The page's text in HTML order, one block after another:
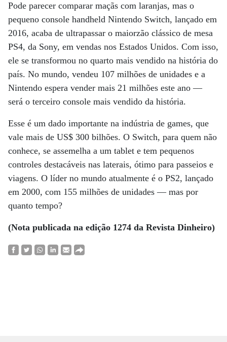
Pode parecer comparar maçãs com laranjas, mas o
pequeno console handheld Nintendo Switch, lançado em
2016, acaba de ultrapassar o maiorzão clássico de mesa
PS4, da Sony, em vendas nos Estados Unidos. Com isso,
ele se transformou no quarto mais vendido na história do
país. No mundo, vendeu 107 milhões de unidades e a
Nintendo espera vender mais 21 milhões este ano —
será o terceiro console mais vendido da história.
Esse é um dado importante na indústria de games, que
vale mais de US$ 300 bilhões. O Switch, para quem não
conhece, se assemelha a um tablet e tem pequenos
controles destacáveis nas laterais, ótimo para passeios e
viagens. O líder no mundo atualmente é o PS2, lançado
em 2000, com 155 milhões de unidades — mas por
quanto tempo?
(Nota publicada na edição 1274 da Revista Dinheiro)